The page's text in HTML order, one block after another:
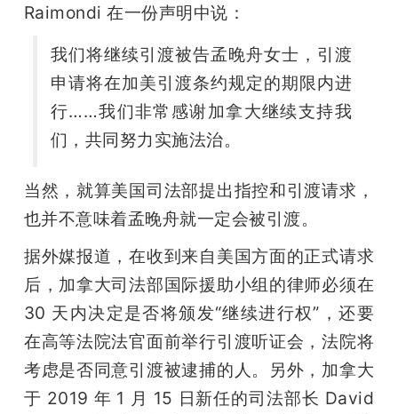
Raimondi 在一份声明中说：
我们将继续引渡被告孟晚舟女士，引渡
申请将在加美引渡条约规定的期限内进
行……我们非常感谢加拿大继续支持我
们，共同努力实施法治。
当然，就算美国司法部提出指控和引渡请求，
也并不意味着孟晚舟就一定会被引渡。
据外媒报道，在收到来自美国方面的正式请求
后，加拿大司法部国际援助小组的律师必须在
30 天内决定是否将颁发“继续进行权”，还要
在高等法院法官面前举行引渡听证会，法院将
考虑是否同意引渡被逮捕的人。另外，加拿大
于 2019 年 1 月 15 日新任的司法部长 David